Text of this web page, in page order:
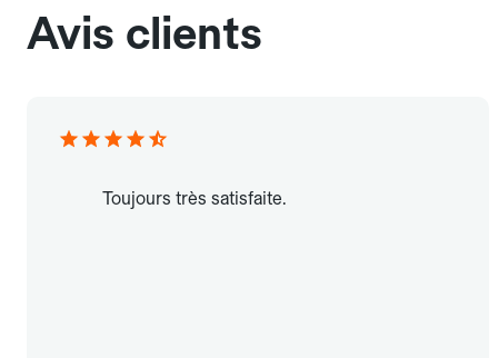
Avis clients
Toujours très satisfaite.